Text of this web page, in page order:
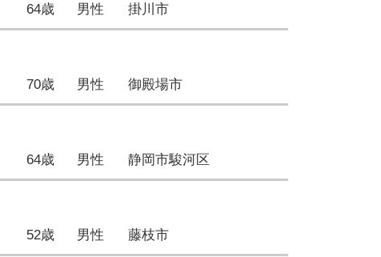
64歳 男性 掛川市
70歳 男性 御殿場市
64歳 男性 静岡市駿河区
52歳 男性 藤枝市